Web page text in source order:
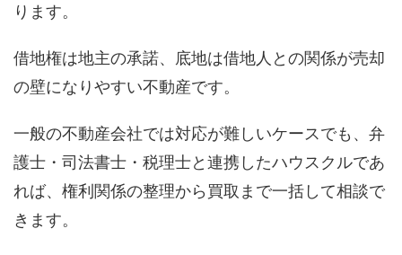
ります。
借地権は地主の承諾、底地は借地人との関係が売却
の壁になりやすい不動産です。
一般の不動産会社では対応が難しいケースでも、弁
護士・司法書士・税理士と連携したハウスクルであ
れば、権利関係の整理から買取まで一括して相談で
きます。